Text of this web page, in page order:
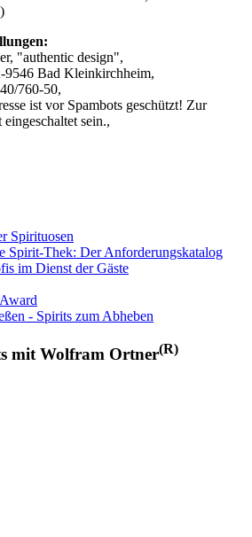
"authentic design",
9546 Bad Kleinkirchheim,
760-50,
ist vor Spambots geschützt! Zur
sein.,
Spirituosen
Spirit-Thek: Der Anforderungskatalog
im Dienst der Gäste
- Spirits zum Abheben
mit Wolfram Ortner(R)